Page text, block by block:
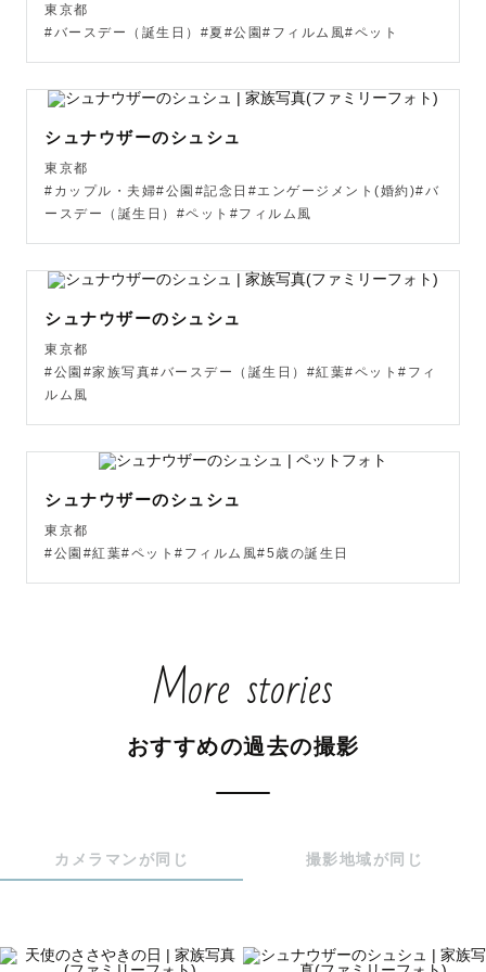
東京都
#バースデー（誕生日）#夏#公園#フィルム風#ペット
シュナウザーのシュシュ
東京都
#カップル・夫婦#公園#記念日#エンゲージメント(婚約)#バ
ースデー（誕生日）#ペット#フィルム風
シュナウザーのシュシュ
東京都
#公園#家族写真#バースデー（誕生日）#紅葉#ペット#フィ
ルム風
シュナウザーのシュシュ
東京都
#公園#紅葉#ペット#フィルム風#5歳の誕生日
More stories
おすすめの過去の撮影
カメラマンが同じ 撮影地域が同じ